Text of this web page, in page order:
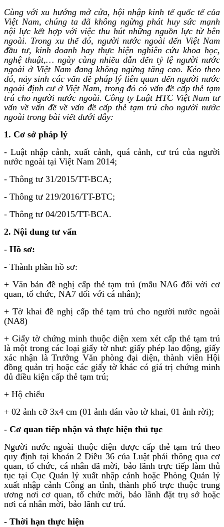
Cùng với xu hướng mở cửa, hội nhập kinh tế quốc tế của
Việt Nam, chúng ta đã không ngừng phát huy sức mạnh
nội lực kết hợp với việc thu hút những nguồn lực từ bên
ngoài. Trong xu thế đó, người nước ngoài đến Việt Nam
đầu tư, kinh doanh hay thực hiện nghiên cứu khoa học,
nghệ thuật,… ngày càng nhiều dẫn đến tỷ lệ người nước
ngoài ở Việt Nam đang không ngừng tăng cao. Kéo theo
đó, nảy sinh các vấn đề pháp lý liên quan đến người nước
ngoài định cư ở Việt Nam, trong đó có vấn đề cấp thẻ tạm
trú cho người nước ngoài. Công ty Luật HTC Việt Nam tư
vấn về vấn đề về vấn đề cấp thẻ tạm trú cho người nước
ngoài trong bài viết dưới đây:
1. Cơ sở pháp lý
- Luật nhập cảnh, xuất cảnh, quá cảnh, cư trú của người
nước ngoài tại Việt Nam 2014;
- Thông tư 31/2015/TT-BCA;
- Thông tư 219/2016/TT-BTC;
- Thông tư 04/2015/TT-BCA.
2. Nội dung tư vấn
- Hồ sơ:
- Thành phần hồ sơ:
+ Văn bản đề nghị cấp thẻ tạm trú (mẫu NA6 đối với cơ
quan, tổ chức, NA7 đối với cá nhân);
+ Tờ khai đề nghị cấp thẻ tạm trú cho người nước ngoài
(NA8)
+ Giấy tờ chứng minh thuộc diện xem xét cấp thẻ tạm trú
là một trong các loại giấy tờ như: giấy phép lao động, giấy
xác nhận là Trưởng Văn phòng đại diện, thành viên Hội
đồng quản trị hoặc các giấy tờ khác có giá trị chứng minh
đủ điều kiện cấp thẻ tạm trú;
+ Hộ chiếu
+ 02 ảnh cỡ 3x4 cm (01 ảnh dán vào tờ khai, 01 ảnh rời);
- Cơ quan tiếp nhận và thực hiện thủ tục
Người nước ngoài thuộc diện được cấp thẻ tạm trú theo
quy định tại khoản 2 Điều 36 của Luật phải thông qua cơ
quan, tổ chức, cá nhân đã mời, bảo lãnh trực tiếp làm thủ
tục tại Cục Quản lý xuất nhập cảnh hoặc Phòng Quản lý
xuất nhập cảnh Công an tỉnh, thành phố trực thuộc trung
ương nơi cơ quan, tổ chức mời, bảo lãnh đặt trụ sở hoặc
nơi cá nhân mời, bảo lãnh cư trú.
- Thời hạn thực hiện